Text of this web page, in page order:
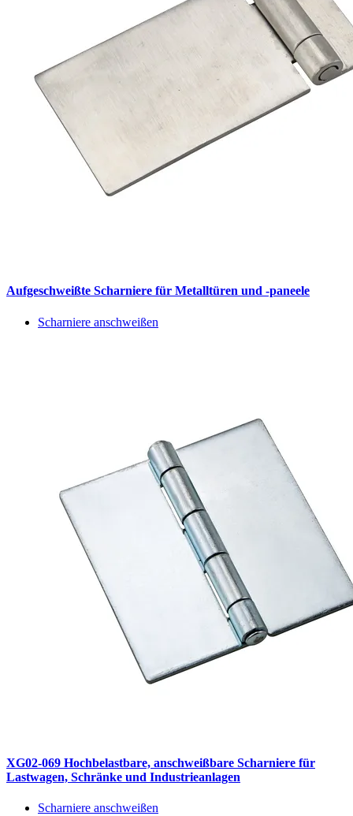
Aufgeschweißte Scharniere für Metalltüren und -paneele
Scharniere anschweißen
XG02-069 Hochbelastbare, anschweißbare Scharniere für
Lastwagen, Schränke und Industrieanlagen
Scharniere anschweißen